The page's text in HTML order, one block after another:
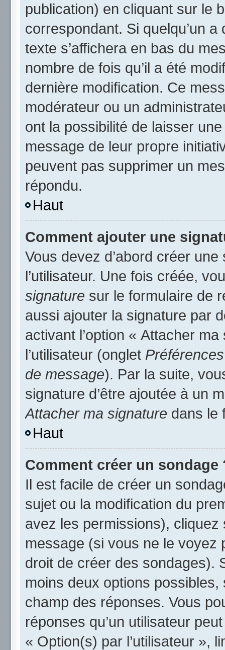
publication) en cliquant sur le
correspondant. Si quelqu’un
texte s’affichera en bas du
nombre de fois qu’il a été
dernière modification. Ce
modérateur ou un
ont la possibilité de laisser
message de leur propre
peuvent pas supprimer un
répondu.
Haut
Comment ajouter une
Vous devez d’abord créer
l’utilisateur. Une fois créée,
signature sur le formulaire de
aussi ajouter la signature par
activant l’option « Attacher
l’utilisateur (onglet
de message). Par la suite,
signature d’être ajoutée à un
Attacher ma signature dans le
Haut
Comment créer un sondage
Il est facile de créer un
sujet ou la modification du
avez les permissions), cliquez
message (si vous ne le voyez
droit de créer des sondages).
moins deux options
champ des réponses. Vous
réponses qu’un utilisateur
« Option(s) par l’utilisateur »,